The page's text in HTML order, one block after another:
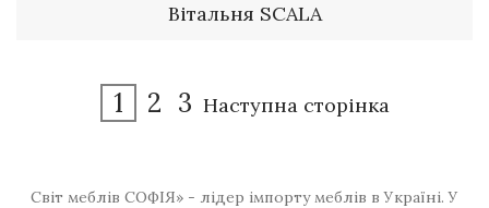
Вітальня SCALA
1 2 3 Наступна сторінка
Світ меблів СОФІЯ» - лідер імпорту меблів в Україні. У